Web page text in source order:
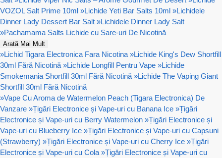
VOZOL Salt Prime 10ml »Lichide Yeti Bar Salts 10ml »Lichidele
Dinner Lady Dessert Bar Salt »Lichidele Dinner Lady Salt
»Pachamama Salts Lichide cu Sare-uri De Nicotină
Arată Mai Mult
»Lichid Tigara Electronica Fara Nicotina »Lichide King's Dew Shortfill
30ml Fără Nicotină »Lichide Longfill Pentru Vape »Lichide
Smokemania Shortfill 30ml Fără Nicotină »Lichide The Vaping Giant
Shortfill 30ml Fără Nicotină
»Vape Cu Aroma de Watermelon Peach (Tigara Electronica) De
Vanzare »Țigări Electronice și Vape-uri cu Banana Ice »Țigări
Electronice și Vape-uri cu Berry Watermelon »Țigări Electronice și
Vape-uri cu Blueberry Ice »Țigări Electronice și Vape-uri cu Capsuni
(Strawberry) »Țigări Electronice și Vape-uri cu Cherry Ice »Țigări
Electronice și Vape-uri cu Cola »Țigări Electronice și Vape-uri cu